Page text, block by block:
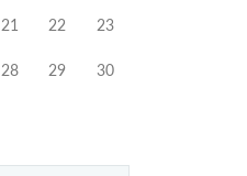
21 22 23
28 29 30